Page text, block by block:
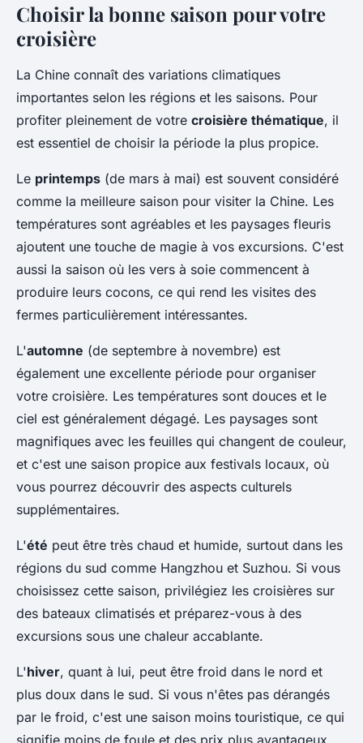
Choisir la bonne saison pour votre
croisière
La Chine connaît des variations climatiques
importantes selon les régions et les saisons. Pour
profiter pleinement de votre croisière thématique, il
est essentiel de choisir la période la plus propice.
Le printemps (de mars à mai) est souvent considéré
comme la meilleure saison pour visiter la Chine. Les
températures sont agréables et les paysages fleuris
ajoutent une touche de magie à vos excursions. C'est
aussi la saison où les vers à soie commencent à
produire leurs cocons, ce qui rend les visites des
fermes particulièrement intéressantes.
L'automne (de septembre à novembre) est
également une excellente période pour organiser
votre croisière. Les températures sont douces et le
ciel est généralement dégagé. Les paysages sont
magnifiques avec les feuilles qui changent de couleur,
et c'est une saison propice aux festivals locaux, où
vous pourrez découvrir des aspects culturels
supplémentaires.
L'été peut être très chaud et humide, surtout dans les
régions du sud comme Hangzhou et Suzhou. Si vous
choisissez cette saison, privilégiez les croisières sur
des bateaux climatisés et préparez-vous à des
excursions sous une chaleur accablante.
L'hiver, quant à lui, peut être froid dans le nord et
plus doux dans le sud. Si vous n'êtes pas dérangés
par le froid, c'est une saison moins touristique, ce qui